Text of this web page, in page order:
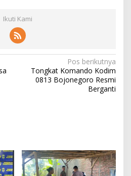
Ikuti Kami
Pos berikutnya
Tongkat Komando Kodim
0813 Bojonegoro Resmi
Berganti